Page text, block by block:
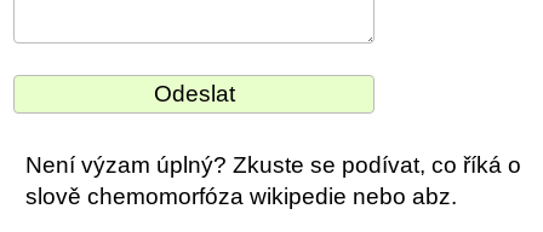
Není výzam úplný? Zkuste se podívat, co říká o
slově chemomorfóza wikipedie nebo abz.